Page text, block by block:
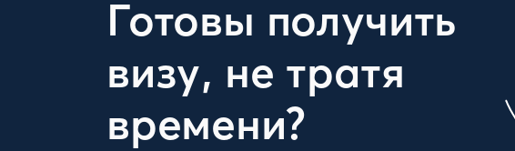
Готовы получить
визу, не тратя
времени?